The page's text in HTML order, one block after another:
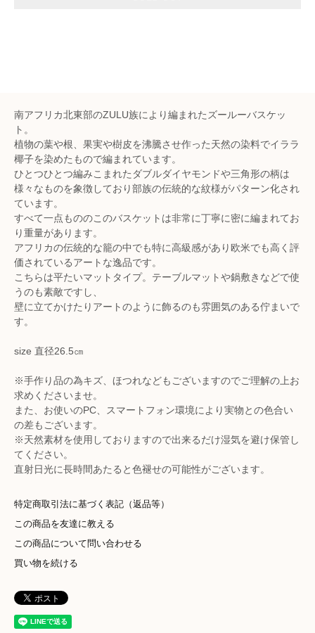
南アフリカ北東部のZULU族により編まれたズールーバスケッ
ト。
植物の葉や根、果実や樹皮を沸騰させ作った天然の染料でイララ
椰子を染めたもので編まれています。
ひとつひとつ編みこまれたダブルダイヤモンドや三角形の柄は
様々なものを象徴しており部族の伝統的な紋様がパターン化され
ています。
すべて一点もののこのバスケットは非常に丁寧に密に編まれてお
り重量があります。
アフリカの伝統的な籠の中でも特に高級感があり欧米でも高く評
価されているアートな逸品です。
こちらは平たいマットタイプ。テーブルマットや鍋敷きなどで使
うのも素敵ですし、
壁に立てかけたりアートのように飾るのも雰囲気のある佇まいで
す。
size 直径26.5㎝
※手作り品の為キズ、ほつれなどもございますのでご理解の上お
求めくださいませ。
また、お使いのPC、スマートフォン環境により実物との色合い
の差もございます。
※天然素材を使用しておりますので出来るだけ湿気を避け保管し
てください。
直射日光に長時間あたると色褪せの可能性がございます。
特定商取引法に基づく表記（返品等）
この商品を友達に教える
この商品について問い合わせる
買い物を続ける